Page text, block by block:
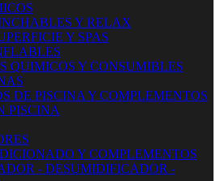
Y RELAX
Y SPAS
QUIMICOS Y CONSUMIBLES
DE PISCINA Y COMPLEMENTOS
PISCINA
Y COMPLEMENTOS
- DESUMIDIFICADOR -